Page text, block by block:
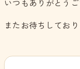
いつもありがとうご
またお待ちしており